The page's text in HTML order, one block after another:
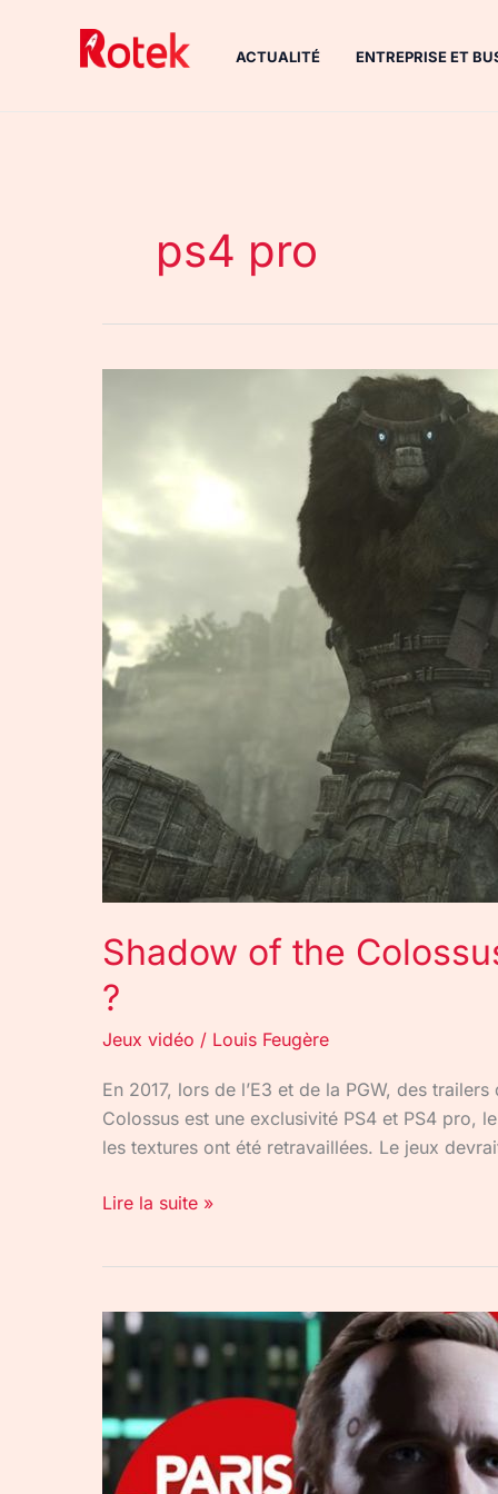
ACTUALITÉ ENTREPRISE ET
ps4 pro
Shadow of the
?
Jeux vidéo / Louis Feugère
En 2017, lors de l’E3 et de la PGW, des
Colossus est une exclusivité PS4 et PS4 pro,
les textures ont été retravaillées. Le jeux
:
le
du
célèbre
jeu
?
Lire la suite »
PGW
2017
:
Detroit
:
Become